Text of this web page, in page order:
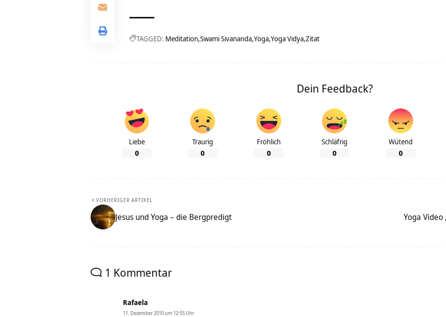
TAGGED: Meditation Swami Sivananda Yoga Yoga Vidya Zitat
Dein Feedback?
Liebe
0
Traurig
0
Fröhlich
0
Schläfrig
0
Wütend
0
VORHERIGER ARTIKEL
Jesus und Yoga – die Bergpredigt Yoga
1 Kommentar
Rafaela
11. Dezember 2010 um 12:55 Uhr